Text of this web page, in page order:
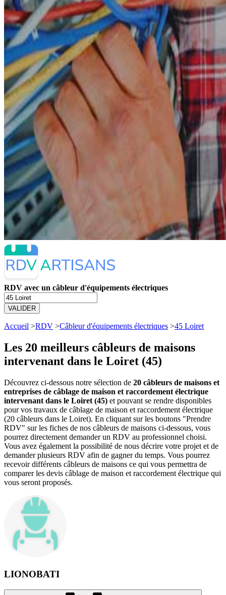
RDV avec un câbleur d'équipements électriques
VALIDER
Accueil >RDV >Câbleur d'équipements électriques >45 Loiret
Les 20 meilleurs câbleurs de maisons
intervenant dans le Loiret (45)
Découvrez ci-dessous notre sélection de 20 câbleurs de maisons et
entreprises de câblage de maison et raccordement électrique
intervenant dans le Loiret (45) et pouvant se rendre disponibles
pour vos travaux de câblage de maison et raccordement électrique
(20 câbleurs dans le Loiret). En cliquant sur les boutons "Prendre
RDV" sur les fiches de nos câbleurs de maisons ci-dessous, vous
pourrez directement demander un RDV au professionnel choisi.
Vous avez également la possibilité de nous décrire votre projet et de
demander plusieurs RDV afin de gagner du temps. Vous pourrez
recevoir différents câbleurs de maisons ce qui vous permettra de
comparer les devis câblage de maison et raccordement électrique qui
vous seront proposés.
LIONOBATI